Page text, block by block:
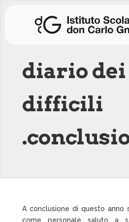
diario
difficili
A conclusione di questo anno
come personale saluto a